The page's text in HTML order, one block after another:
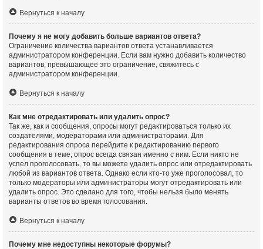
Вернуться к началу
Почему я не могу добавить больше вариантов ответа?
Ограничение количества вариантов ответа устанавливается
администратором конференции. Если вам нужно добавить количество
вариантов, превышающее это ограничение, свяжитесь с
администратором конференции.
Вернуться к началу
Как мне отредактировать или удалить опрос?
Так же, как и сообщения, опросы могут редактироваться только их
создателями, модераторами или администраторами. Для
редактирования опроса перейдите к редактированию первого
сообщения в теме; опрос всегда связан именно с ним. Если никто не
успел проголосовать, то вы можете удалить опрос или отредактировать
любой из вариантов ответа. Однако если кто-то уже проголосовал, то
только модераторы или администраторы могут отредактировать или
удалить опрос. Это сделано для того, чтобы нельзя было менять
варианты ответов во время голосования.
Вернуться к началу
Почему мне недоступны некоторые форумы?